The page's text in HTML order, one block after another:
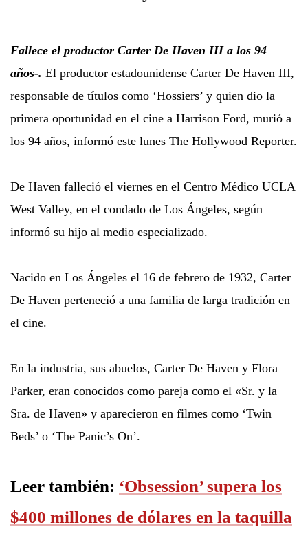
Fallece el productor Carter De Haven III a los 94
años-. El productor estadounidense Carter De Haven III,
responsable de títulos como ‘Hossiers’ y quien dio la
primera oportunidad en el cine a Harrison Ford, murió a
los 94 años, informó este lunes The Hollywood Reporter.
De Haven falleció el viernes en el Centro Médico UCLA
West Valley, en el condado de Los Ángeles, según
informó su hijo al medio especializado.
Nacido en Los Ángeles el 16 de febrero de 1932, Carter
De Haven perteneció a una familia de larga tradición en
el cine.
En la industria, sus abuelos, Carter De Haven y Flora
Parker, eran conocidos como pareja como el «Sr. y la
Sra. de Haven» y aparecieron en filmes como ‘Twin
Beds’ o ‘The Panic’s On’.
Leer también: ‘Obsession’ supera los
$400 millones de dólares en la taquilla